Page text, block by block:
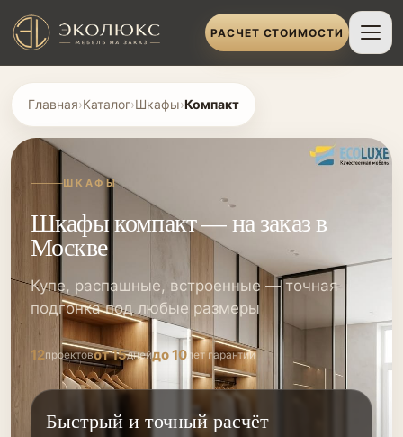
РАСЧЕТ СТОИМОСТИ
Главная›Каталог›Шкафы›Компакт
ШКАФЫ
Шкафы компакт — на заказ в
Москве
Купе, распашные, встроенные — точная
подгонка под любые размеры
12проектовот 15днейдо 10 лет гарантии
Быстрый и точный расчёт